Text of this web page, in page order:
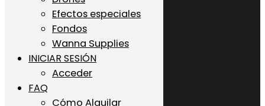
Efectos especiales
Fondos
Wanna Supplies
INICIAR SESIÓN
Acceder
FAQ
Cómo Alquilar